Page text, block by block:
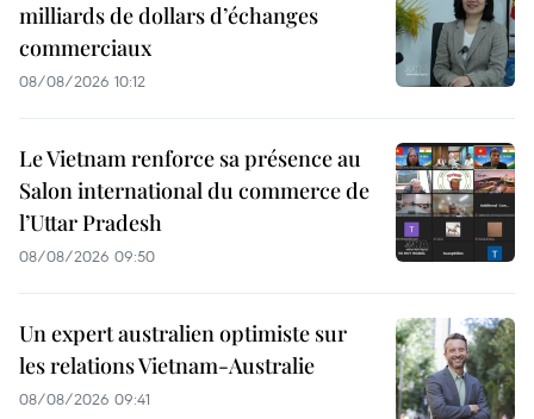
milliards de dollars d’échanges
commerciaux
08/08/2026 10:12
Le Vietnam renforce sa présence au
Salon international du commerce de
l’Uttar Pradesh
08/08/2026 09:50
Un expert australien optimiste sur
les relations Vietnam-Australie
08/08/2026 09:41